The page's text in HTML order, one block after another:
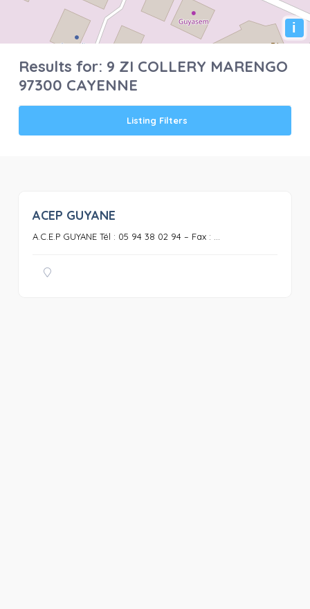
i
Results for: 9 ZI COLLERY MARENGO
97300 CAYENNE
Listing Filters
ACEP GUYANE
A.C.E.P GUYANE Tél : 05 94 38 02 94 – Fax : ...